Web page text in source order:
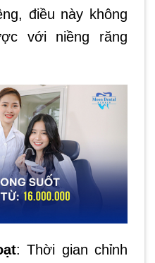
điều này không
với niềng răng
: Thời gian chỉnh